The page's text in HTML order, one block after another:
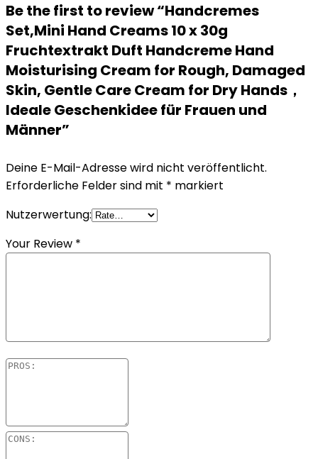
Be the first to review “Handcremes
Set,Mini Hand Creams 10 x 30g
Fruchtextrakt Duft Handcreme Hand
Moisturising Cream for Rough, Damaged
Skin, Gentle Care Cream for Dry Hands，
Ideale Geschenkidee für Frauen und
Männer”
Deine E-Mail-Adresse wird nicht veröffentlicht.
Erforderliche Felder sind mit * markiert
Nutzerwertung:
Your Review *